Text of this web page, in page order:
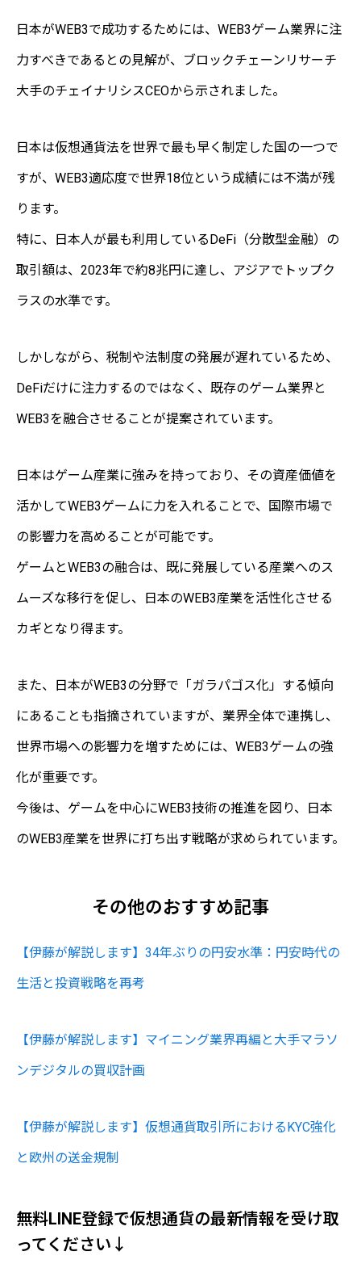
日本がWEB3で成功するためには、WEB3ゲーム業界に注
力すべきであるとの見解が、ブロックチェーンリサーチ
大手のチェイナリシスCEOから示されました。
日本は仮想通貨法を世界で最も早く制定した国の一つで
すが、WEB3適応度で世界18位という成績には不満が残
ります。
特に、日本人が最も利用しているDeFi（分散型金融）の
取引額は、2023年で約8兆円に達し、アジアでトップク
ラスの水準です。
しかしながら、税制や法制度の発展が遅れているため、
DeFiだけに注力するのではなく、既存のゲーム業界と
WEB3を融合させることが提案されています。
日本はゲーム産業に強みを持っており、その資産価値を
活かしてWEB3ゲームに力を入れることで、国際市場で
の影響力を高めることが可能です。
ゲームとWEB3の融合は、既に発展している産業へのス
ムーズな移行を促し、日本のWEB3産業を活性化させる
カギとなり得ます。
また、日本がWEB3の分野で「ガラパゴス化」する傾向
にあることも指摘されていますが、業界全体で連携し、
世界市場への影響力を増すためには、WEB3ゲームの強
化が重要です。
今後は、ゲームを中心にWEB3技術の推進を図り、日本
のWEB3産業を世界に打ち出す戦略が求められています。
その他のおすすめ記事
【伊藤が解説します】34年ぶりの円安水準：円安時代の
生活と投資戦略を再考
【伊藤が解説します】マイニング業界再編と大手マラソ
ンデジタルの買収計画
【伊藤が解説します】仮想通貨取引所におけるKYC強化
と欧州の送金規制
無料LINE登録で仮想通貨の最新情報を受け取
ってください↓